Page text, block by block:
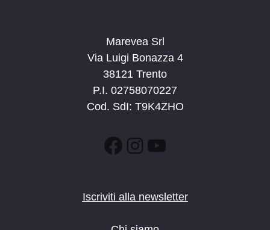
Marevea Srl
Via Luigi Bonazza 4
38121 Trento
P.I. 02758070227
Cod. SdI: T9K4ZHO
Facebook
Instagram
YouTube
Iscriviti alla newsletter